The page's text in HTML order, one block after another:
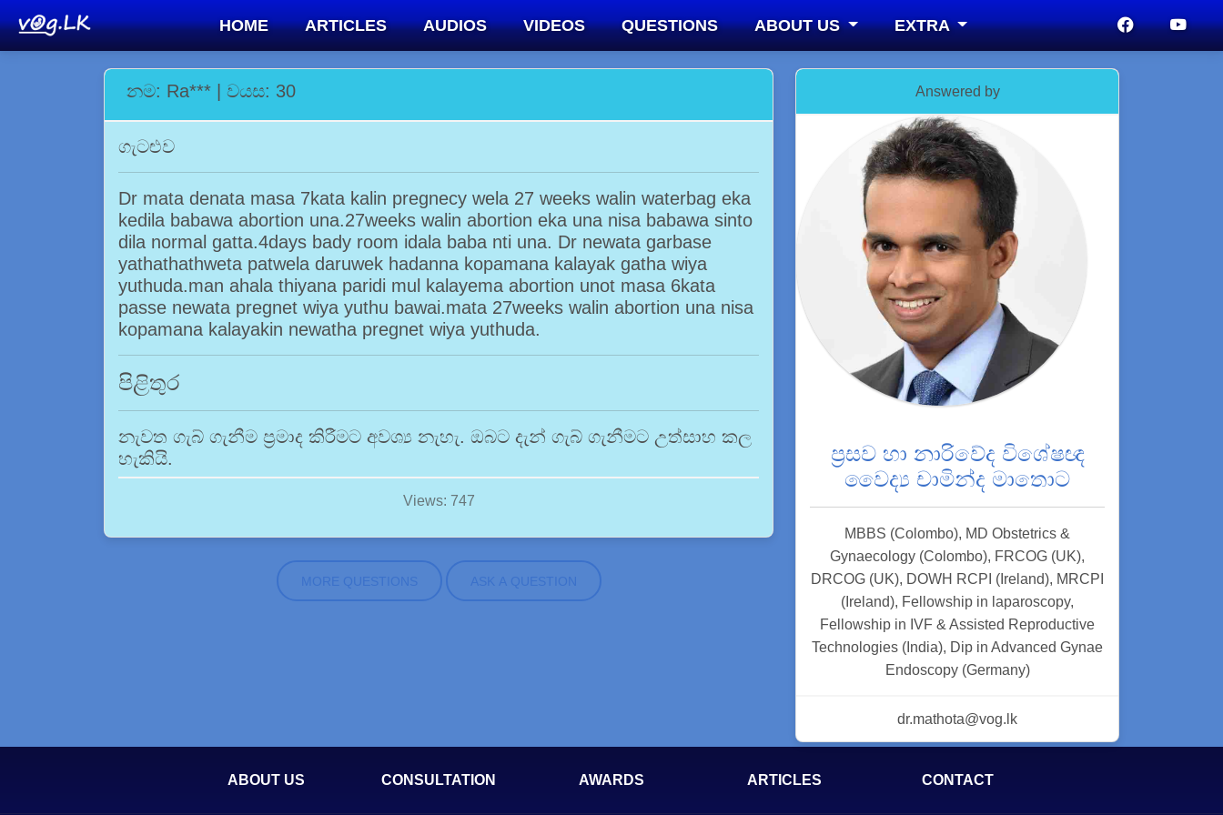
HOME ARTICLES AUDIOS VIDEOS QUESTIONS ABOUT US EXTRA
නම: Ra*** | වයස: 30
ගැටළුව
Dr mata denata masa 7kata kalin pregnecy wela 27 weeks walin waterbag eka
kedila babawa abortion una.27weeks walin abortion eka una nisa babawa sinto
dila normal gatta.4days bady room idala baba nti una. Dr newata garbase
yathathathweta patwela daruwek hadanna kopamana kalayak gatha wiya
yuthuda.man ahala thiyana paridi mul kalayema abortion unot masa 6kata
passe newata pregnet wiya yuthu bawai.mata 27weeks walin abortion una nisa
kopamana kalayakin newatha pregnet wiya yuthuda.
පිළිතුර
නැවත ගැබ් ගැනීම ප්‍රමාද කිරීමට අවශ්‍ය නැහැ. ඔබට දැන් ගැබ් ගැනීමට උත්සාහ කල
හැකියි.
Views: 747
MORE QUESTIONS ASK A QUESTION
Answered by
ප්‍රසව හා නාරිවේද විශේෂඥ
වෛද්‍ය චාමින්ද මාතොට
MBBS (Colombo), MD Obstetrics &
Gynaecology (Colombo), FRCOG (UK),
DRCOG (UK), DOWH RCPI (Ireland), MRCPI
(Ireland), Fellowship in laparoscopy,
Fellowship in IVF & Assisted Reproductive
Technologies (India), Dip in Advanced Gynae
Endoscopy (Germany)
dr.mathota@vog.lk
ABOUT US CONSULTATION AWARDS ARTICLES CONTACT